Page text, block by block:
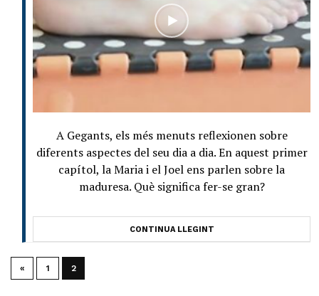
A Gegants, els més menuts reflexionen sobre
diferents aspectes del seu dia a dia. En aquest primer
capítol, la Maria i el Joel ens parlen sobre la
maduresa. Què significa fer-se gran?
CONTINUA LLEGINT
« 1 2